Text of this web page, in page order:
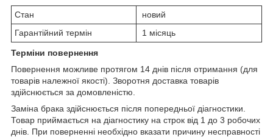
Стан
новий
Гарантійний термін
1 місяць
Терміни повернення
Повернення можливе протягом 14 днів після отримання (для
товарів належної якості). Зворотня доставка товарів
здійснюється за домовленістю.
Заміна брака здійснюється після попередньої діагностики.
Товар приймається на діагностику на строк від 1 до 3 робочих
днів. При поверненні необхідно вказати причину несправності